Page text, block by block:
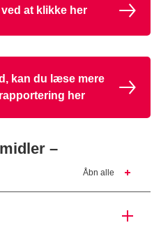
at klikke her
kan du læse mere
her
–
Åbn alle